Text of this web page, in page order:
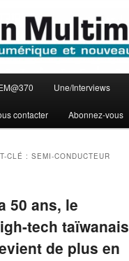
Une/Interviews
contacter Abonnez-vous
CLÉ :SEMI-CONDUCTEUR
50 ans, le
tech taïwanais
de plus en